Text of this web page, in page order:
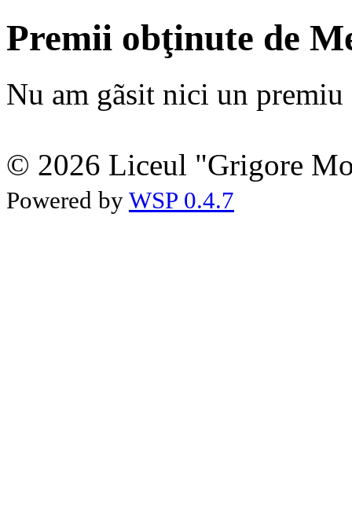
Premii obţinute de
Nu am gãsit nici un premiu
© 2026 Liceul "Grigore
Powered by WSP 0.4.7